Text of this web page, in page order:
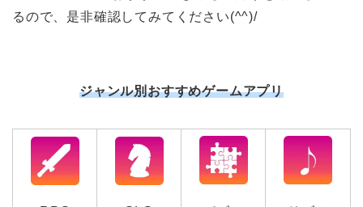
るので、是非確認してみてください(^^)/
ジャンル別おすすめゲームアプリ